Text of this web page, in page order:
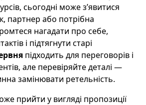
сьогодні може з’явитися
партнер або потрібна
нагадати про себе,
і підтягнути старі
підходить для переговорів і
але перевіряйте деталі —
замінювати ретельність.
прийти у вигляді пропозиції